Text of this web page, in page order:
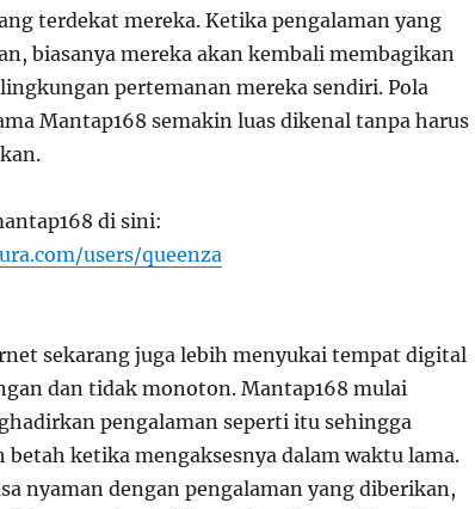
terdekat mereka. Ketika pengalaman yang
biasanya mereka akan kembali membagikan
pertemanan mereka sendiri. Pola
Mantap168 semakin luas dikenal tanpa harus
di sini:
users/queenza
sekarang juga lebih menyukai tempat digital
dan tidak monoton. Mantap168 mulai
pengalaman seperti itu sehingga
betah ketika mengaksesnya dalam waktu lama.
nyaman dengan pengalaman yang diberikan,